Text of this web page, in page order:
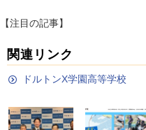
【注目の記事】
関連リンク
ドルトンX学園高等学校